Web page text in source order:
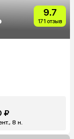
9.7
171 отзыв
₽
8 н.